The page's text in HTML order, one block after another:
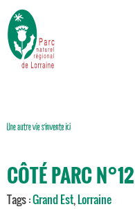
CÔTÉ PARC N°12
Tags :Grand Est,Lorraine